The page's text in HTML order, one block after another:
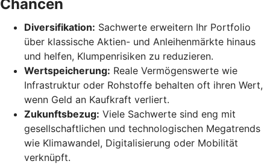
Chancen
Diversifikation: Sachwerte erweitern Ihr Portfolio
über klassische Aktien- und Anleihenmärkte hinaus
und helfen, Klumpenrisiken zu reduzieren.
Wertspeicherung: Reale Vermögenswerte wie
Infrastruktur oder Rohstoffe behalten oft ihren Wert,
wenn Geld an Kaufkraft verliert.
Zukunftsbezug: Viele Sachwerte sind eng mit
gesellschaftlichen und technologischen Megatrends
wie Klimawandel, Digitalisierung oder Mobilität
verknüpft.